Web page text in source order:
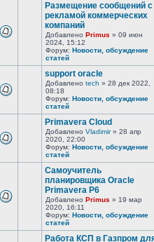
Размещение сообщений с
рекламой коммерческих
компаний
Добавлено Primus » 09 июн
2024, 15:12
Форум: Новости, обсуждение
статей
support oracle
Добавлено tech » 28 дек 2022,
08:18
Форум: Новости, обсуждение
статей
Primavera Cloud
Добавлено Vladimir» 28 апр
2020, 22:00
Форум: Новости, обсуждение
статей
Самоучитель
планировщика Oracle
Primavera P6
Добавлено Primus » 19 мар
2020, 16:11
Форум: Новости, обсуждение
статей
Работа КСП в Газпром